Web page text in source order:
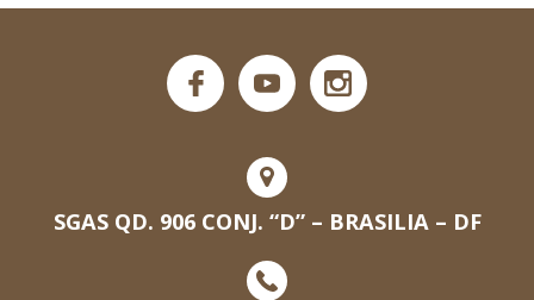
SGAS QD. 906 CONJ. “D” – BRASILIA – DF